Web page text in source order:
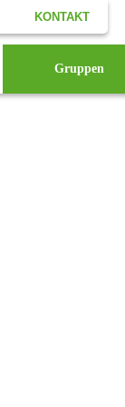
KONTAKT
Gruppen